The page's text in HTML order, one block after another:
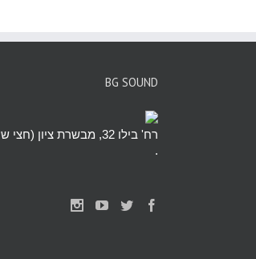
BG SOUND
רח' בילו 32, מבשרת ציון (חצי שעה מהמרכז)
.